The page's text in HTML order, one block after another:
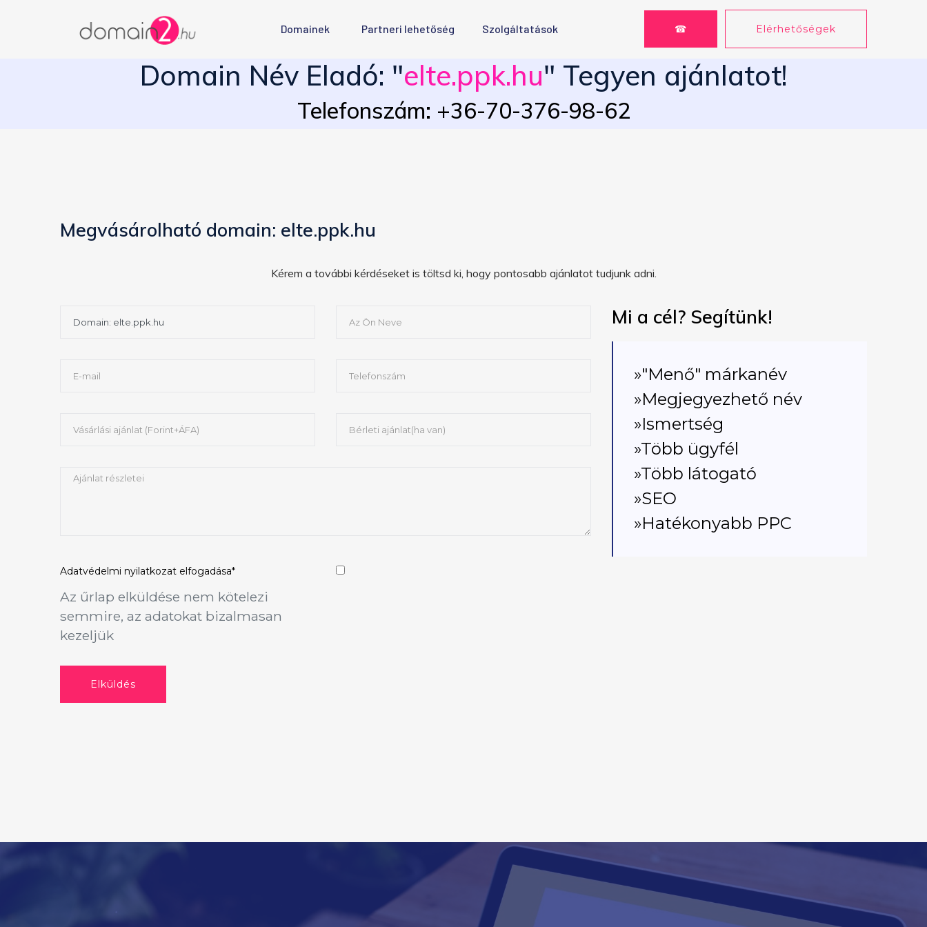
Domainek Partneri lehetőség Szolgáltatások ☎ Elérhetőségek
Domain Név Eladó: "elte.ppk.hu" Tegyen ajánlatot!
Telefonszám: +36-70-376-98-62
Megvásárolható domain: elte.ppk.hu
Kérem a további kérdéseket is töltsd ki, hogy pontosabb ajánlatot tudjunk adni.
Adatvédelmi nyilatkozat elfogadása*
Az űrlap elküldése nem kötelezi
semmire, az adatokat bizalmasan
kezeljük
Elküldés
Mi a cél? Segítünk!
»"Menő" márkanév
»Megjegyezhető név
»Ismertség
»Több ügyfél
»Több látogató
»SEO
»Hatékonyabb PPC